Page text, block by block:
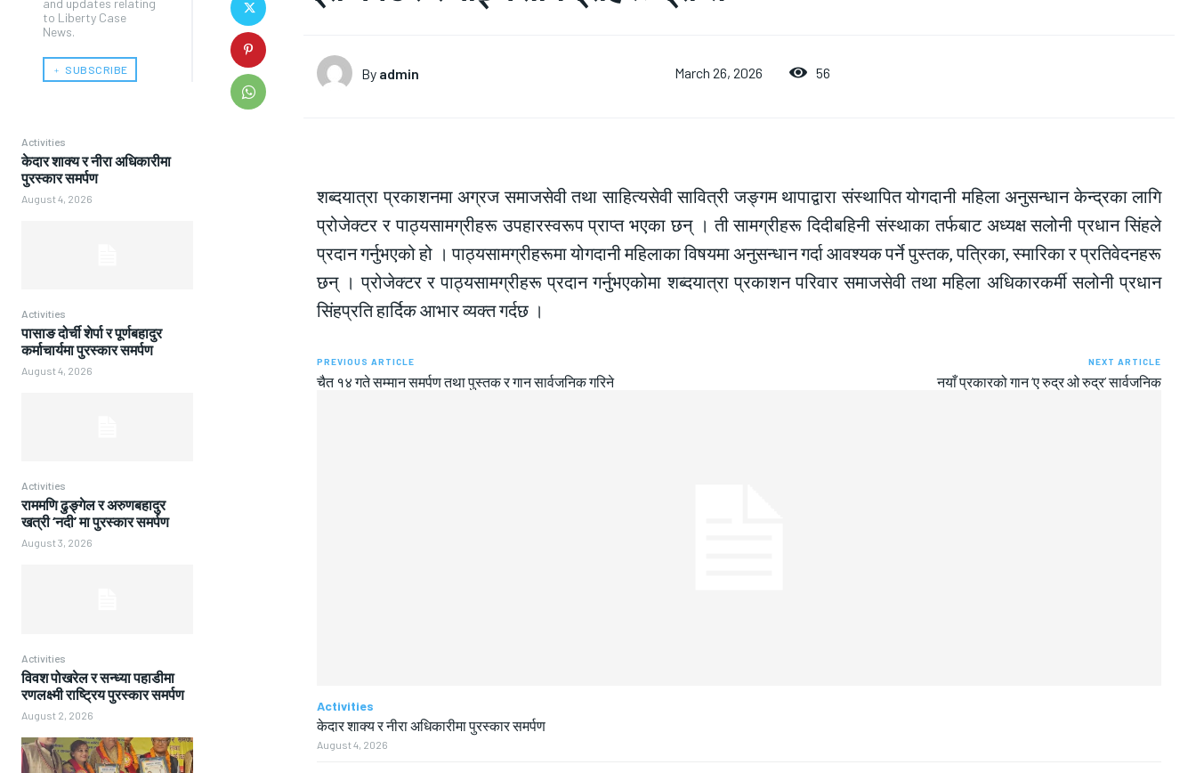
and updates relating
to Liberty Case
News.
﹢ SUBSCRIBE
Activities
केदार शाक्य र नीरा अधिकारीमा
पुरस्कार समर्पण
August 4, 2026
Activities
पासाङ दोर्ची शेर्पा र पूर्णबहादुर
कर्माचार्यमा पुरस्कार समर्पण
August 4, 2026
Activities
राममणि ढुङ्गेल र अरुणबहादुर
खत्री ‘नदी’ मा पुरस्कार समर्पण
August 3, 2026
Activities
विवश पोखरेल र सन्ध्या पहाडीमा
रणलक्ष्मी राष्ट्रिय पुरस्कार समर्पण
August 2, 2026
By admin March 26, 2026 56
शब्दयात्रा प्रकाशनमा अग्रज समाजसेवी तथा साहित्यसेवी सावित्री जङ्गम थापाद्वारा संस्थापित योगदानी महिला अनुसन्धान केन्द्रका लागि
प्रोजेक्टर र पाठ्यसामग्रीहरू उपहारस्वरूप प्राप्त भएका छन् । ती सामग्रीहरू दिदीबहिनी संस्थाका तर्फबाट अध्यक्ष सलोनी प्रधान सिंहले
प्रदान गर्नुभएको हो । पाठ्यसामग्रीहरूमा योगदानी महिलाका विषयमा अनुसन्धान गर्दा आवश्यक पर्ने पुस्तक, पत्रिका, स्मारिका र प्रतिवेदनहरू
छन् । प्रोजेक्टर र पाठ्यसामग्रीहरू प्रदान गर्नुभएकोमा शब्दयात्रा प्रकाशन परिवार समाजसेवी तथा महिला अधिकारकर्मी सलोनी प्रधान
सिंहप्रति हार्दिक आभार व्यक्त गर्दछ ।
PREVIOUS ARTICLE
चैत १४ गते सम्मान समर्पण तथा पुस्तक र गान सार्वजनिक गरिने
NEXT ARTICLE
नयाँ प्रकारको गान ‘ए रुद्र ओ रुद्र’ सार्वजनिक
Activities
केदार शाक्य र नीरा अधिकारीमा पुरस्कार समर्पण
August 4, 2026